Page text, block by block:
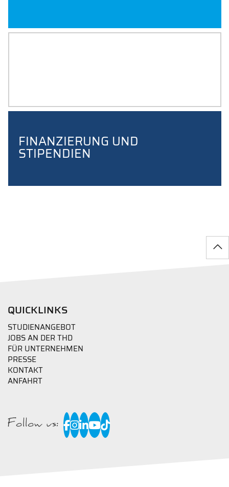
FINANZIERUNG UND
STIPENDIEN
QUICKLINKS
STUDIENANGEBOT
JOBS AN DER THD
FÜR UNTERNEHMEN
PRESSE
KONTAKT
ANFAHRT
Follow us: